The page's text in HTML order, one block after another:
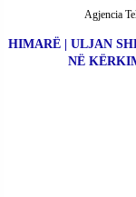
HIMARË | ULJAN
NË
Agjencia